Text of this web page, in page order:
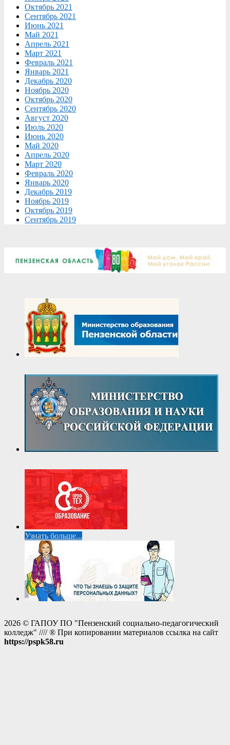
Октябрь 2021
Сентябрь 2021
Июнь 2021
Май 2021
Апрель 2021
Март 2021
Февраль 2021
Январь 2021
Декабрь 2020
Ноябрь 2020
Октябрь 2020
Сентябрь 2020
Август 2020
Июль 2020
Июнь 2020
Май 2020
Апрель 2020
Март 2020
Февраль 2020
Январь 2020
Декабрь 2019
Ноябрь 2019
Октябрь 2019
Сентябрь 2019
Узнать больше...
2026 © ГАПОУ ПО "Пензенский социально-педагогический
колледж" //// ® При копировании материалов ссылка на сайт
https://pspk58.ru